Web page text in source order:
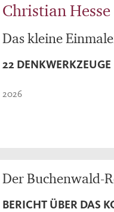
Christian Hesse
Das kleine
22 DENKWERKZEUGE
2026
Der Buchenwald-
BERICHT ÜBER DAS